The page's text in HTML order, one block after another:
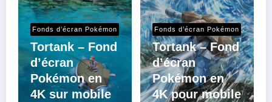
Fonds d’écran Pokémon
Tortank – Fond
d’écran
Pokémon en
4K sur mobile
Fonds d’écran Pokémon
Tortank – Fond
d’écran
Pokémon en
4K pour mobile